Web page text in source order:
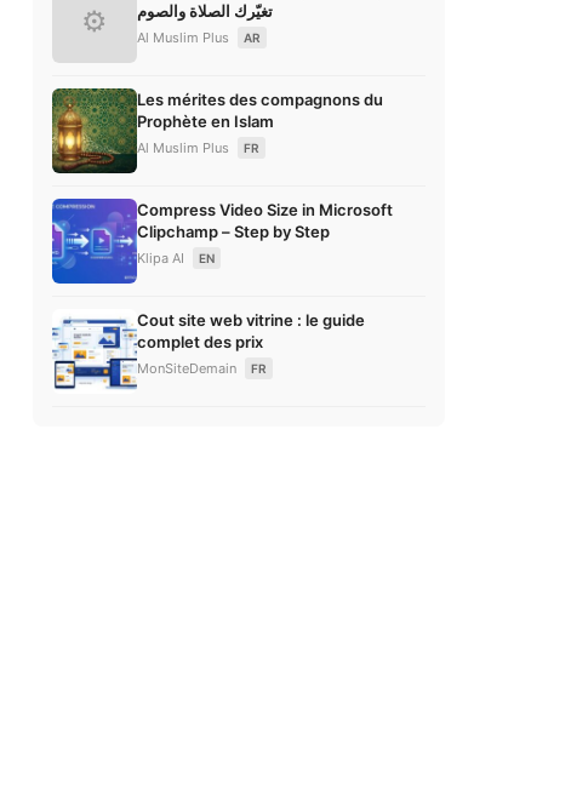
⚙
تغيّرك الصلاة والصوم
Al Muslim Plus AR
Les mérites des compagnons du
Prophète en Islam
Al Muslim Plus FR
Compress Video Size in Microsoft
Clipchamp – Step by Step
Klipa AI EN
Cout site web vitrine : le guide
complet des prix
MonSiteDemain FR